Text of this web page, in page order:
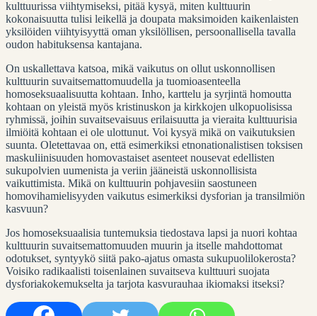
kulttuurissa viihtymiseksi, pitää kysyä, miten kulttuurin
kokonaisuutta tulisi leikellä ja doupata maksimoiden kaikenlaisten
yksilöiden viihtyisyyttä oman yksilöllisen, persoonallisella tavalla
oudon habituksensa kantajana.
On uskallettava katsoa, mikä vaikutus on ollut uskonnollisen
kulttuurin suvaitsemattomuudella ja tuomioasenteella
homoseksuaalisuutta kohtaan. Inho, karttelu ja syrjintä homoutta
kohtaan on yleistä myös kristinuskon ja kirkkojen ulkopuolisissa
ryhmissä, joihin suvaitsevaisuus erilaisuutta ja vieraita kulttuurisia
ilmiöitä kohtaan ei ole ulottunut. Voi kysyä mikä on vaikutuksien
suunta. Oletettavaa on, että esimerkiksi etnonationalistisen toksisen
maskuliinisuuden homovastaiset asenteet nousevat edellisten
sukupolvien uumenista ja veriin jääneistä uskonnollisista
vaikuttimista. Mikä on kulttuurin pohjavesiin saostuneen
homovihamielisyyden vaikutus esimerkiksi dysforian ja transilmiön
kasvuun?
Jos homoseksuaalisia tuntemuksia tiedostava lapsi ja nuori kohtaa
kulttuurin suvaitsemattomuuden muurin ja itselle mahdottomat
odotukset, syntyykö siitä pako-ajatus omasta sukupuolilokerosta?
Voisiko radikaalisti toisenlainen suvaitseva kulttuuri suojata
dysforiakokemukselta ja tarjota kasvurauhaa ikiomaksi itseksi?